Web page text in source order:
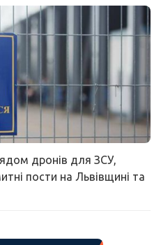
дронів для ЗСУ,
пости на Львівщині та